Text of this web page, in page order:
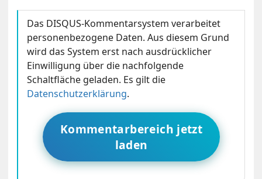
Das DISQUS-Kommentarsystem verarbeitet
personenbezogene Daten. Aus diesem Grund
wird das System erst nach ausdrücklicher
Einwilligung über die nachfolgende
Schaltfläche geladen. Es gilt die
Datenschutzerklärung.
Kommentarbereich jetzt
laden